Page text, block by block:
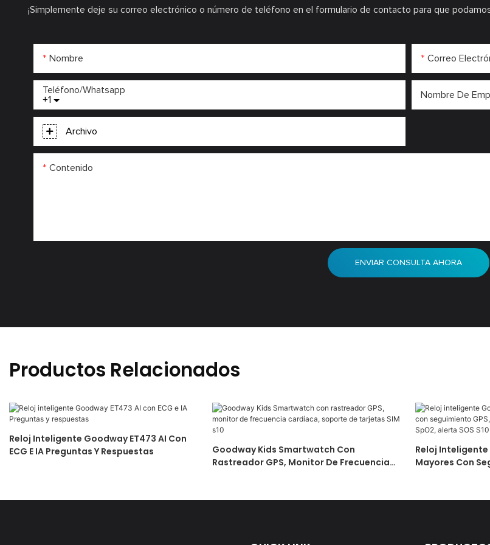
¡Simplemente deje su correo electrónico o número de teléfono en el formulario de contacto para que
Nombre Correo
+1
Teléfono/whatsapp Nombre De
Archivo
Contenido
ENVIAR CONSULTA AHORA
Productos Relacionados
Reloj Inteligente Goodway ET473 AI Con
ECG E IA Preguntas Y Respuestas
Goodway Kids Smartwatch Con
Rastreador GPS, Monitor De Frecuencia
Reloj
Mayores Con